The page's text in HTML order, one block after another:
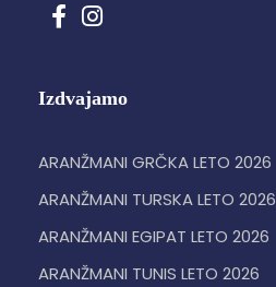
Izdvajamo
ARANŽMANI GRČKA LETO 2026
ARANŽMANI TURSKA LETO 2026
ARANŽMANI EGIPAT LETO 2026
ARANŽMANI TUNIS LETO 2026